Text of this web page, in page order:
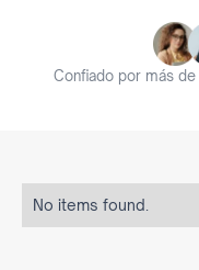
Confiado por más
No items found.